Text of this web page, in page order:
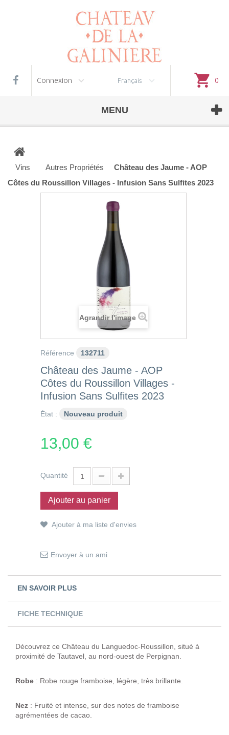
Français 0
Connexion
MENU
Vins Autres Propriétés
Château des Jaume - AOP
Côtes du Roussillon Villages - Infusion Sans Sulfites 2023
Agrandir l'image
Référence 132711
Château des Jaume - AOP
Côtes du Roussillon Villages -
Infusion Sans Sulfites 2023
État : Nouveau produit
13,00 €
Quantité
Ajouter au panier
Ajouter à ma liste d'envies
Envoyer à un ami
EN SAVOIR PLUS
FICHE TECHNIQUE
Découvrez ce Château du Languedoc-Roussillon, situé à
proximité de Tautavel, au nord-ouest de Perpignan.
Robe : Robe rouge framboise, légère, très brillante.
Nez : Fruité et intense, sur des notes de framboise
agrémentées de cacao.